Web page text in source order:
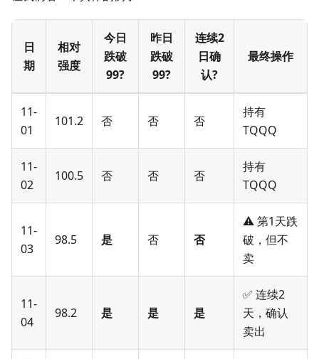
日
期
相对
强度
今日
跌破
99?
昨日
跌破
99?
连续2
日确
认?
最终操作
11-
01
101.2 否 否 否
持有
TQQQ
11-
02
100.5 否 否 否
持有
TQQQ
11-
03
98.5 是 否 否
⚠️ 第1天跌
破，但不
卖
11-
04
98.2 是 是 是
✅ 连续2
天，确认
卖出